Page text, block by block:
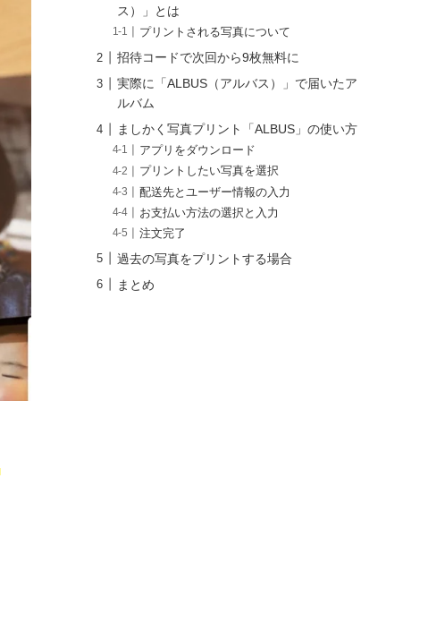
ス）」とは
プリントされる写真について
招待コードで次回から9枚無料に
実際に「ALBUS（アルバス）」で届いたア
ルバム
ましかく写真プリント「ALBUS」の使い方
アプリをダウンロード
プリントしたい写真を選択
配送先とユーザー情報の入力
お支払い方法の選択と入力
注文完了
過去の写真をプリントする場合
まとめ